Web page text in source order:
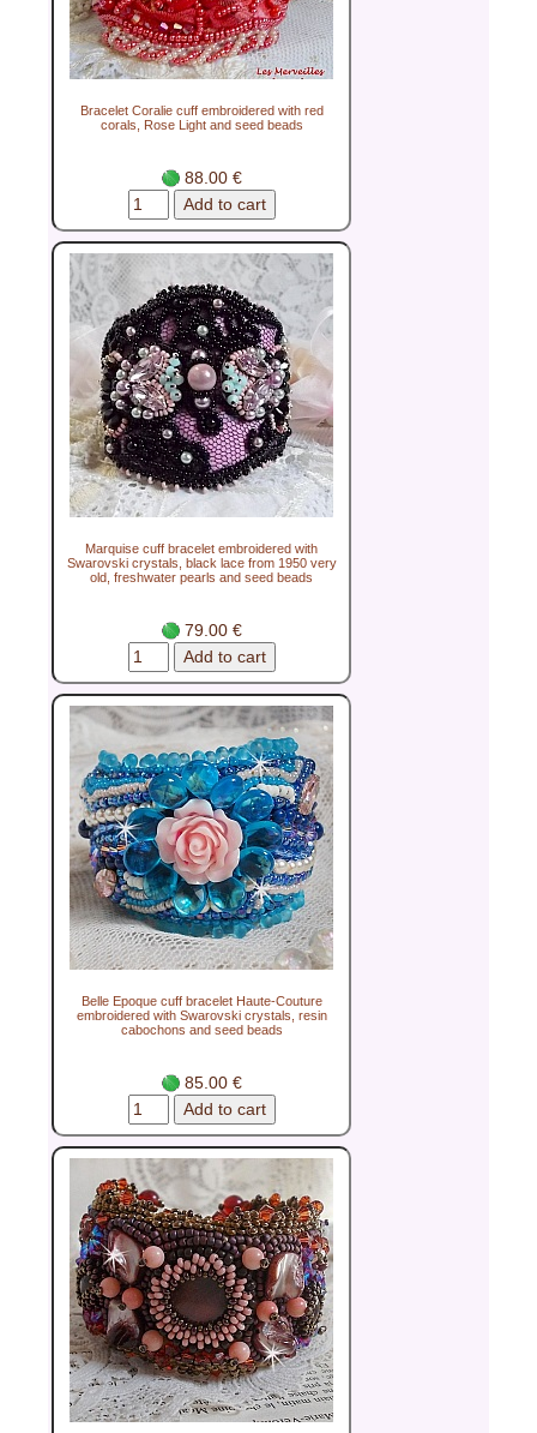
Bracelet Coralie cuff embroidered with red
corals, Rose Light and seed beads
88.00 €
Marquise cuff bracelet embroidered with
Swarovski crystals, black lace from 1950 very
old, freshwater pearls and seed beads
79.00 €
Belle Epoque cuff bracelet Haute-Couture
embroidered with Swarovski crystals, resin
cabochons and seed beads
85.00 €